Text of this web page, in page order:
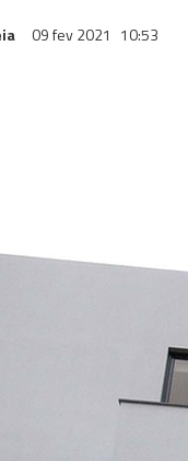
09 fev 2021 10:53